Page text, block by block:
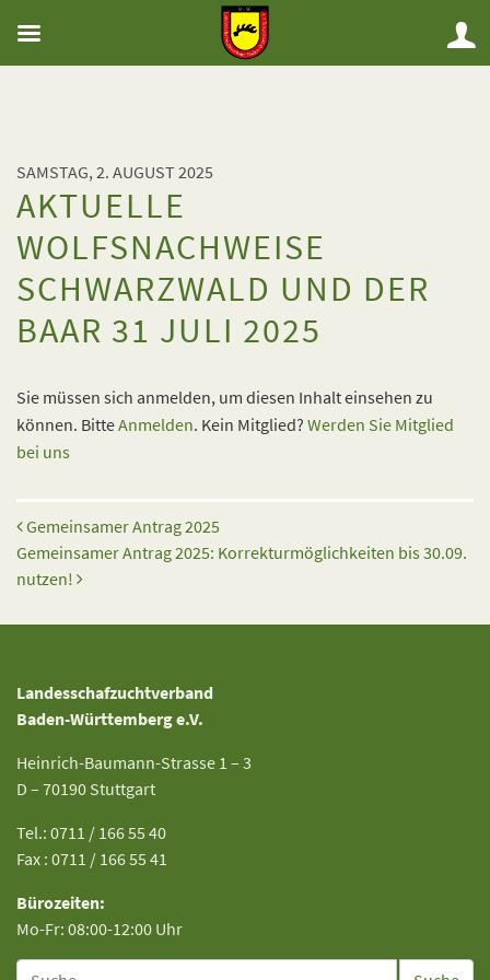
SAMSTAG, 2. AUGUST 2025
AKTUELLE
WOLFSNACHWEISE
SCHWARZWALD UND DER
BAAR 31 JULI 2025
Sie müssen sich anmelden, um diesen Inhalt einsehen zu
können. BitteAnmelden. Kein Mitglied? Werden Sie Mitglied
bei uns
Beitrags-Navigation
Gemeinsamer Antrag 2025
Gemeinsamer Antrag 2025: Korrekturmöglichkeiten bis 30.09.
nutzen!
Landesschafzuchtverband
Baden-Württemberg e.V.
Heinrich-Baumann-Strasse 1 – 3
D – 70190 Stuttgart
Tel.: 0711 / 166 55 40
Fax : 0711 / 166 55 41
Bürozeiten:
Mo-Fr: 08:00-12:00 Uhr
Suche